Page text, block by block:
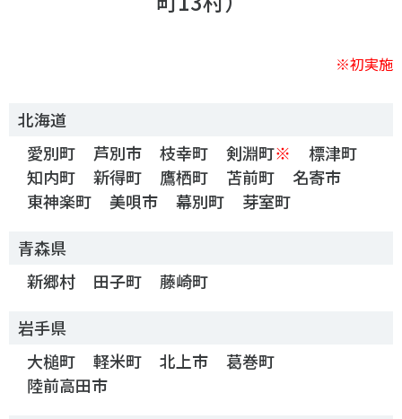
国際情報
お問い合わせ・お申し込み
会員登録
スポーツライフ・データ
スポーツ白書
政策提言
障害者スポーツ
スポーツによるまちづくり
スポーツボランティア
スポーツ政策・予算
健康とスポーツ
※初実施
北海道
愛別町
芦別市 枝幸町 剣淵町※
標津町
知内町
新得町 鷹栖町 苫前町
名寄市
東神楽町
美唄市 幕別町
芽室町
青森県
新郷村
田子町
藤崎町
岩手県
大槌町
軽米町 北上市
葛巻町
陸前高田市